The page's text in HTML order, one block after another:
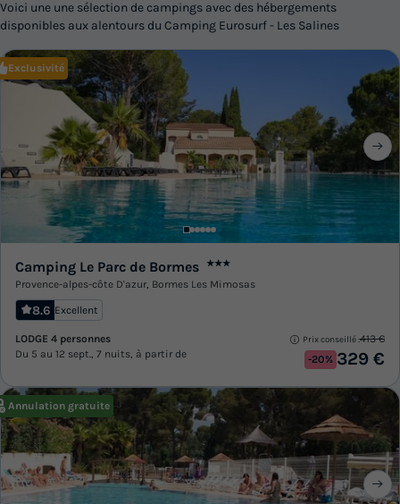
Voici une une sélection de campings avec des hébergements
disponibles aux alentours du Camping Eurosurf - Les Salines
Exclusivité
Camping Le Parc de Bormes ★★★
Provence-alpes-côte D'azur, Bormes Les Mimosas
8.6 Excellent
LODGE 4 personnes
Du 5 au 12 sept., 7 nuits, à partir de
Prix conseillé :413 €
-20% 329 €
Annulation gratuite